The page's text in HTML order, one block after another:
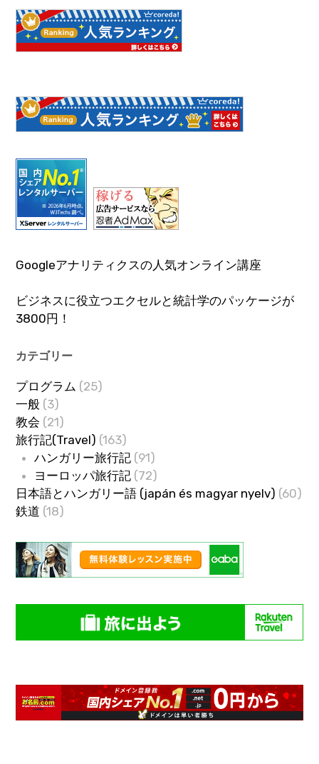
Googleアナリティクスの人気オンライン講座
ビジネスに役立つエクセルと統計学のパッケージが
3800円！
カテゴリー
プログラム (25)
一般 (3)
教会 (21)
旅行記(Travel) (163)
ハンガリー旅行記(91)
ヨーロッパ旅行記(72)
日本語とハンガリー語 (japán és magyar nyelv) (60)
鉄道 (18)